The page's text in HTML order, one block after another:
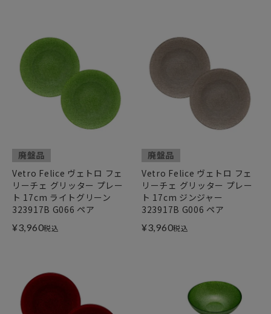
廃盤品
Vetro Felice ヴェトロ フェ
リーチェ グリッター プレー
ト 17cm ライトグリーン
323917B G066 ペア
¥3,960税込
廃盤品
Vetro Felice ヴェトロ フェ
リーチェ グリッター プレー
ト 17cm ジンジャー
323917B G006 ペア
¥3,960税込